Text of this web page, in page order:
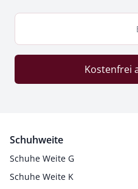
Kostenfrei
Schuhweite
Schuhe Weite G
Schuhe Weite K